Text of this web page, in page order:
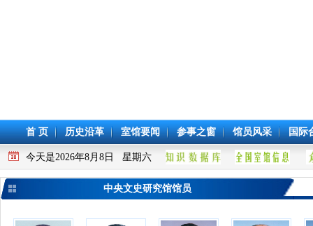
首 页 历史沿革 室馆要闻 参事之窗 馆员风采 国际
今天是2026年8月8日 星期六
中央文史研究馆馆员